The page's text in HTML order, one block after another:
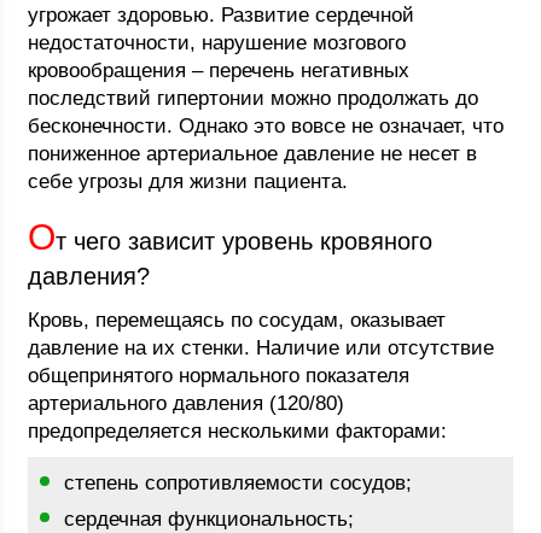
угрожает здоровью. Развитие сердечной
недостаточности, нарушение мозгового
кровообращения – перечень негативных
последствий гипертонии можно продолжать до
бесконечности. Однако это вовсе не означает, что
пониженное артериальное давление не несет в
себе угрозы для жизни пациента.
От чего зависит уровень кровяного
давления?
Кровь, перемещаясь по сосудам, оказывает
давление на их стенки. Наличие или отсутствие
общепринятого нормального показателя
артериального давления (120/80)
предопределяется несколькими факторами:
степень сопротивляемости сосудов;
сердечная функциональность;